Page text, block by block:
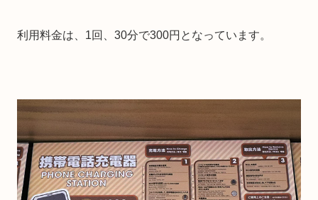
利用料金は、1回、30分で300円となっています。